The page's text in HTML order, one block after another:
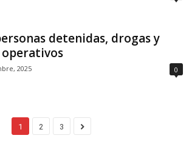
detenidas, drogas y
operativos
2025 0
1 2 3